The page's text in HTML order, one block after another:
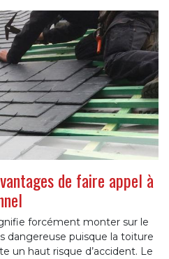
de faire appel à
forcément monter sur le
dangereuse puisque la toiture
un haut risque d’accident. Le